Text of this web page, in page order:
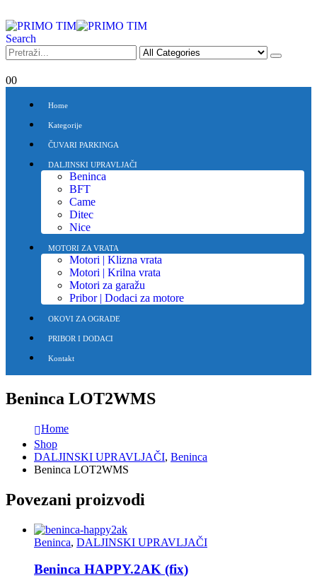
Search
00
Home
Kategorije
ČUVARI PARKINGA
DALJINSKI UPRAVLJAČI
Beninca
BFT
Came
Ditec
Nice
MOTORI ZA VRATA
Motori | Klizna vrata
Motori | Krilna vrata
Motori za garažu
Pribor | Dodaci za motore
OKOVI ZA OGRADE
PRIBOR I DODACI
Kontakt
Beninca LOT2WMS
Home
Shop
DALJINSKI UPRAVLJAČI, Beninca
Beninca LOT2WMS
Povezani proizvodi
Beninca, DALJINSKI UPRAVLJAČI
Beninca HAPPY.2AK (fix)